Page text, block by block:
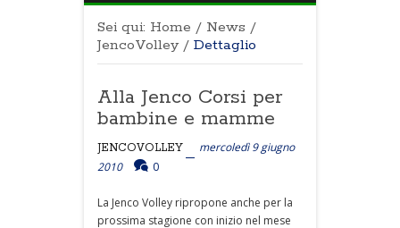
Sei qui: Home / News /
JencoVolley / Dettaglio
Alla Jenco Corsi per
bambine e mamme
JENCOVOLLEY
mercoledì 9 giugno
2010
0
La Jenco Volley ripropone anche per la
prossima stagione con inizio nel mese